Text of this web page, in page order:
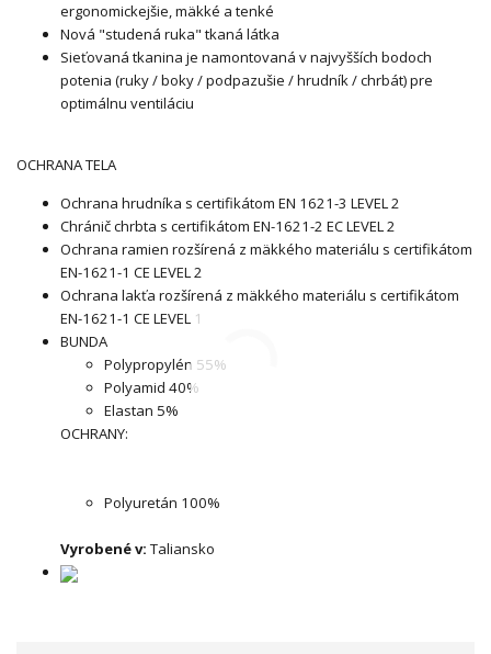
ergonomickejšie, mäkké a tenké
Nová "studená ruka" tkaná látka
Sieťovaná tkanina je namontovaná v najvyšších bodoch
potenia (ruky / boky / podpazušie / hrudník / chrbát) pre
optimálnu ventiláciu
OCHRANA TELA
Ochrana hrudníka s certifikátom EN 1621-3 LEVEL 2
Chránič chrbta s certifikátom EN-1621-2 EC LEVEL 2
Ochrana ramien rozšírená z mäkkého materiálu s certifikátom
EN-1621-1 CE LEVEL 2
Ochrana lakťa rozšírená z mäkkého materiálu s certifikátom
EN-1621-1 CE LEVEL 1
BUNDA
Polypropylén 55%
Polyamid 40%
Elastan 5%
OCHRANY:
Polyuretán 100%
Vyrobené v: Taliansko